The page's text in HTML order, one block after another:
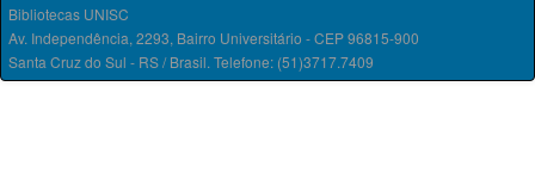
Bibliotecas UNISC
Av. Independência, 2293, Bairro Universitário - CEP 96815-900
Santa Cruz do Sul - RS / Brasil. Telefone: (51)3717.7409